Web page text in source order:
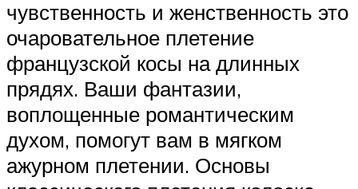
чувственность и женственность это
очаровательное плетение
французской косы на длинных
прядях. Ваши фантазии,
воплощенные романтическим
духом, помогут вам в мягком
ажурном плетении. Основы